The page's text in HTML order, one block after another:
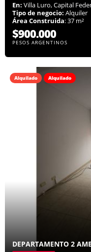
En: Villa Luro, Capital
Tipo de negocio: Alquiler
Área Construida: 37 m²
$900.000
PESOS ARGENTINOS
Alquilado Alquilado
DEPARTAMENTO 2